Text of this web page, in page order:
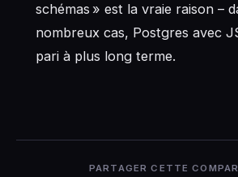
schémas » est la vraie raison –
nombreux cas, Postgres avec
pari à plus long terme.
PARTAGER CETTE